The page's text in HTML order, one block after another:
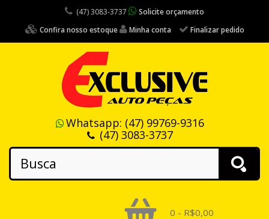
(47) 3083-3737
Solicite orçamento
Confira nosso estoque
Minha conta Finalizar pedido
Whatsapp: (47) 99769-9316
(47) 3083-3737
0 - R$0,00